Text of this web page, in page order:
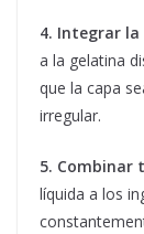
4. Integrar la
a la gelatina
que la capa
irregular.
5. Combinar
líquida a los